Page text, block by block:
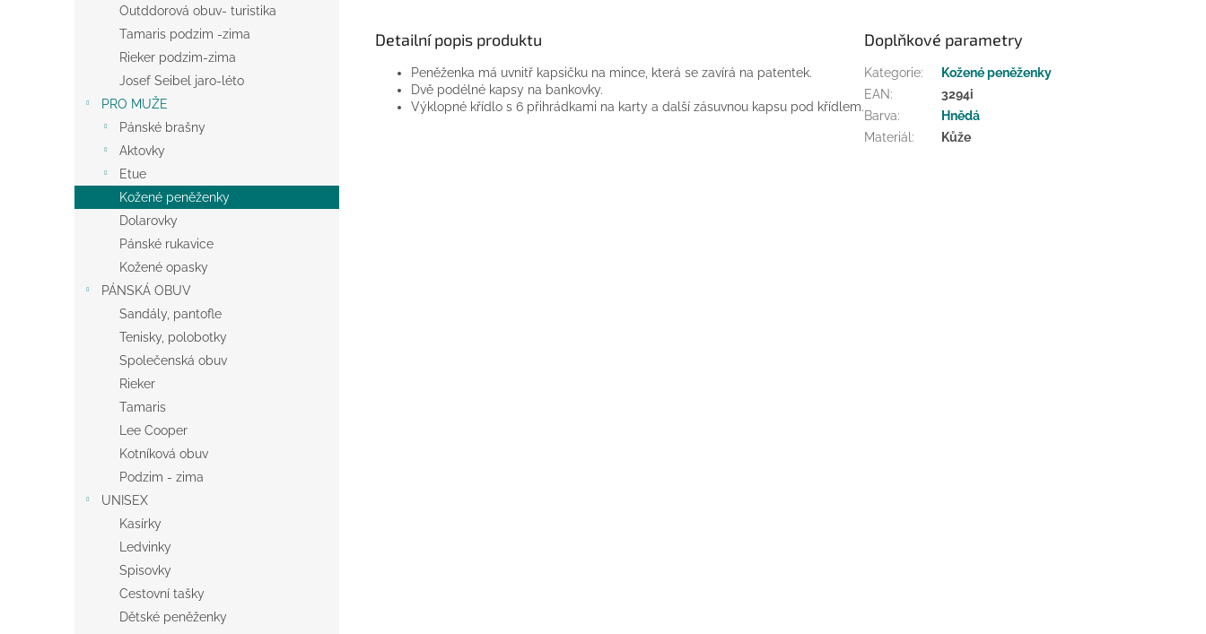
Outddorová obuv- turistika
Tamaris podzim -zima
Rieker podzim-zima
Josef Seibel jaro-léto
PRO MUŽE
Pánské brašny
Aktovky
Etue
Kožené peněženky
Dolarovky
Pánské rukavice
Kožené opasky
PÁNSKÁ OBUV
Sandály, pantofle
Tenisky, polobotky
Společenská obuv
Rieker
Tamaris
Lee Cooper
Kotníková obuv
Podzim - zima
UNISEX
Kasírky
Ledvinky
Spisovky
Cestovní tašky
Dětské peněženky
Detailní popis produktu
Peněženka má uvnitř kapsičku na mince, která se zavírá na patentek.
Dvě podélné kapsy na bankovky.
Výklopné křídlo s 6 přihrádkami na karty a další zásuvnou kapsu pod křídlem.
Doplňkové parametry
Kategorie:
Kožené peněženky
EAN:
3294i
Barva:
Hnědá
Materiál: Kůže